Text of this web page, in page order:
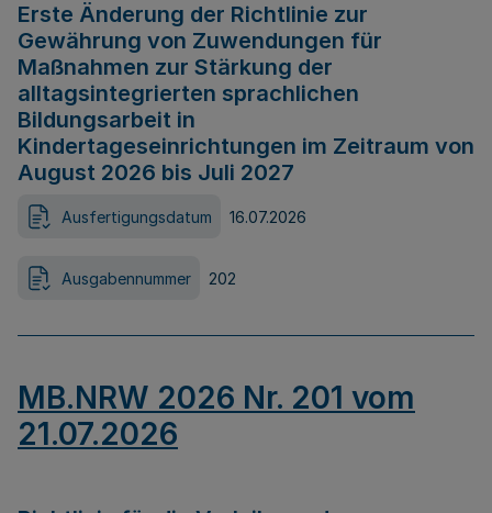
Erste Änderung der Richtlinie zur
Gewährung von Zuwendungen für
Maßnahmen zur Stärkung der
alltagsintegrierten sprachlichen
Bildungsarbeit in
Kindertageseinrichtungen im Zeitraum von
August 2026 bis Juli 2027
Ausfertigungsdatum 16.07.2026
Ausgabennummer 202
MB.NRW 2026 Nr. 201 vom
21.07.2026